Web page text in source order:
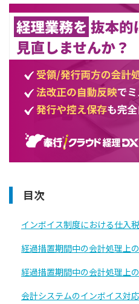
目次
インボイス制度における仕入
経過措置期間中の会計処理
経過措置期間中の会計処理
会計システムのインボイス対